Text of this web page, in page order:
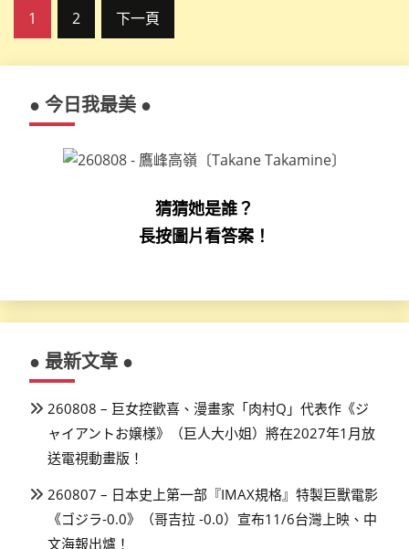
文
頁
1 2 下一頁
● 今日我最美 ●
猜猜她是誰？
長按圖片看答案！
● 最新文章 ●
260808 – 巨女控歡喜、漫畫家「肉村Q」代表作《ジ
ャイアントお嬢様》（巨人大小姐）將在2027年1月放
送電視動畫版！
260807 – 日本史上第一部『IMAX規格』特製巨獸電影
《ゴジラ-0.0》（哥吉拉 -0.0）宣布11/6台灣上映、中
文海報出爐！